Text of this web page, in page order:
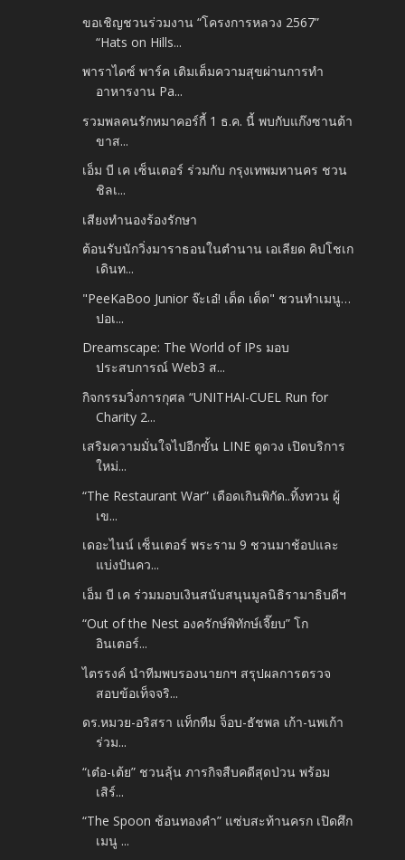
ขอเชิญชวนร่วมงาน “โครงการหลวง 2567”
“Hats on Hills...
พาราไดซ์ พาร์ค เติมเต็มความสุขผ่านการทำ
อาหารงาน Pa...
รวมพลคนรักหมาคอร์กี้ 1 ธ.ค. นี้ พบกับแก๊งซานต้า
ขาส...
เอ็ม บี เค เซ็นเตอร์ ร่วมกับ กรุงเทพมหานคร ชวน
ชิลเ...
เสียงทำนองร้องรักษา
ต้อนรับนักวิ่งมาราธอนในตำนาน เอเลียด คิปโชเก
เดินท...
"PeeKaBoo Junior จ๊ะเอ๋! เด็ด เด็ด" ชวนทำเมนู…
ปอเ...
Dreamscape: The World of IPs มอบ
ประสบการณ์ Web3 ส...
กิจกรรมวิ่งการกุศล “UNITHAI-CUEL Run for
Charity 2...
เสริมความมั่นใจไปอีกขั้น LINE ดูดวง เปิดบริการ
ใหม่...
“The Restaurant War” เดือดเกินพิกัด..ทิ้งทวน ผู้
เข...
เดอะไนน์ เซ็นเตอร์ พระราม 9 ชวนมาช้อปและ
แบ่งปันคว...
เอ็ม บี เค ร่วมมอบเงินสนับสนุนมูลนิธิรามาธิบดีฯ
“Out of the Nest องครักษ์พิทักษ์เจี๊ยบ” โก
อินเตอร์...
ไตรรงค์ นำทีมพบรองนายกฯ สรุปผลการตรวจ
สอบข้อเท็จจริ...
ดร.หมวย-อริสรา แท็กทีม จ็อบ-ธัชพล เก้า-นพเก้า
ร่วม...
“เต๋อ-เต้ย” ชวนลุ้น ภารกิจสืบคดีสุดป่วน พร้อม
เสิร์...
“The Spoon ช้อนทองคำ” แซ่บสะท้านครก เปิดศึก
เมนู ...